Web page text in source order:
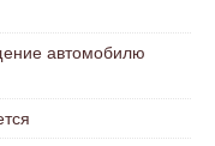
автомобилю